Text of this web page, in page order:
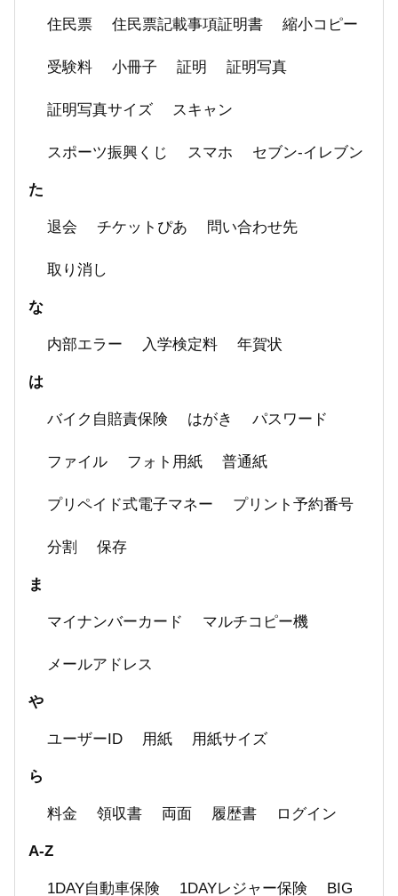
A-Z
1DAY自動車保険 1DAYレジャー保険 BIG
住民票 住民票記載事項証明書 縮小コピー
受験料 小冊子 証明 証明写真
証明写真サイズ スキャン
スポーツ振興くじ スマホ セブン-イレブン
た
退会 チケットぴあ 問い合わせ先
取り消し
な
内部エラー 入学検定料 年賀状
は
バイク自賠責保険 はがき パスワード
ファイル フォト用紙 普通紙
プリペイド式電子マネー プリント予約番号
分割 保存
ま
マイナンバーカード マルチコピー機
メールアドレス
や
ユーザーID 用紙 用紙サイズ
ら
料金 領収書 両面 履歴書 ログイン